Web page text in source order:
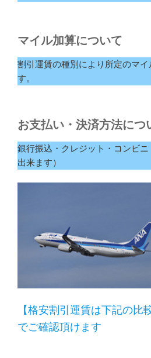
マイル加算について
割引運賃の種別により所定のマイ
す。
お支払い・決済方法につ
銀行振込・クレジット・コンビ
出来ます）
【格安割引運賃は下記の比
でご確認頂けます